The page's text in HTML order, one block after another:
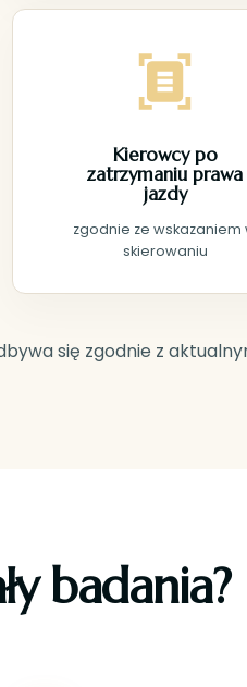
Kierowcy po
zatrzymaniu prawa
jazdy
zgodnie ze wskazaniem
skierowaniu
się zgodnie z
badania?